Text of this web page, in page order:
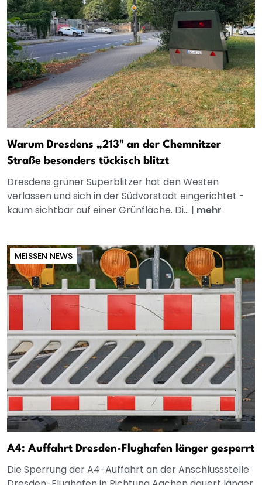
Warum Dresdens „213" an der Chemnitzer
Straße besonders tückisch blitzt
Dresdens grüner Superblitzer hat den Westen
verlassen und sich in der Südvorstadt eingerichtet -
kaum sichtbar auf einer Grünfläche. Di... | mehr
MEISSEN NEWS
A4: Auffahrt Dresden-Flughafen länger gesperrt
Die Sperrung der A4-Auffahrt an der Anschlussstelle